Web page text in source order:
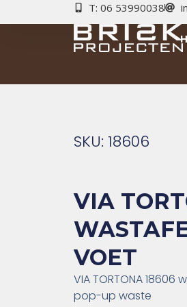
T: 06 53990038
SKU: 18606
VIA
VOET
VIA TORTONA
pop-up waste